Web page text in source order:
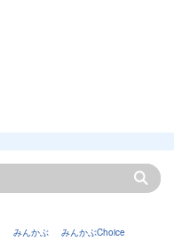
みんかぶ
みんかぶChoice